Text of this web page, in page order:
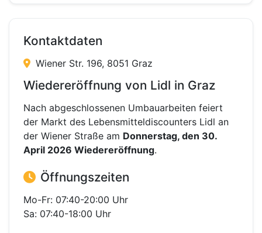
Kontaktdaten
Wiener Str. 196, 8051 Graz
Wiedereröffnung von Lidl in Graz
Nach abgeschlossenen Umbauarbeiten feiert
der Markt des Lebensmitteldiscounters Lidl an
der Wiener Straße am Donnerstag, den 30.
April 2026 Wiedereröffnung.
Öffnungszeiten
Mo-Fr: 07:40-20:00 Uhr
Sa: 07:40-18:00 Uhr